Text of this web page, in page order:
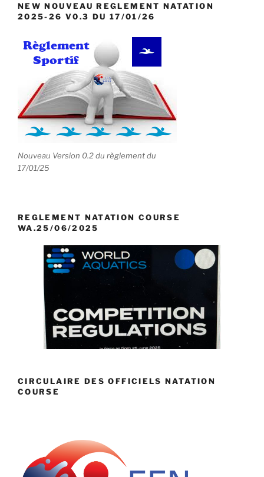
NEW NOUVEAU REGLEMENT NATATION
2025-26 V0.3 DU 17/01/26
Nouveau Version 0.2 du règlement du
17/01/25
REGLEMENT NATATION COURSE
WA.25/06/2025
CIRCULAIRE DES OFFICIELS NATATION
COURSE